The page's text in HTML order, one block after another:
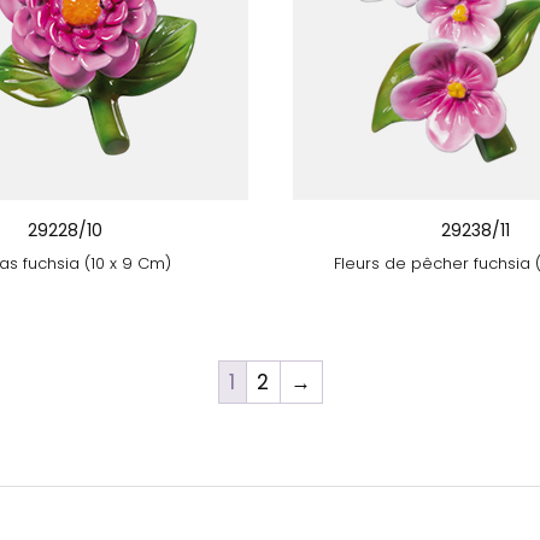
29228/10
fuchsia (10 x 9 Cm)
29238/11
Fleurs de pêcher fuchsia
1 2 →